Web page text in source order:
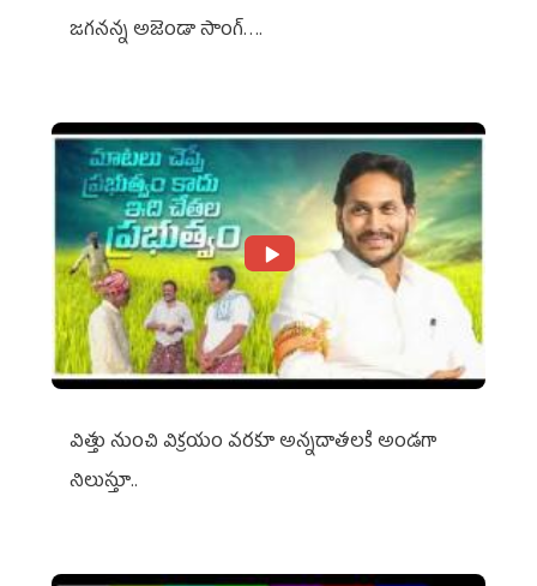
జగనన్న అజెండా సాంగ్….
విత్తు నుంచి విక్రయం వరకూ అన్నదాతలకి అండగా
నిలుస్తూ..